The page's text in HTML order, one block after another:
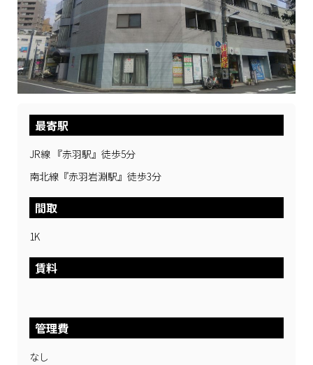
最寄駅
JR線 『赤羽駅』徒歩5分
南北線『赤羽岩淵駅』徒歩3分
間取
1K
賃料
管理費
なし